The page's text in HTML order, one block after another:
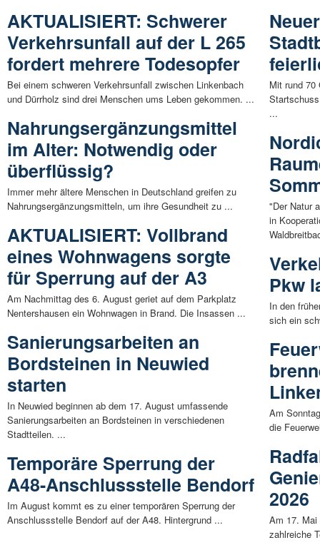
AKTUALISIERT: Schwerer
Verkehrsunfall auf der L 265
fordert mehrere Todesopfer
Bei einem schweren Verkehrsunfall zwischen Linkenbach
und Dürrholz sind drei Menschen ums Leben gekommen. ...
Nahrungsergänzungsmittel
im Alter: Notwendig oder
überflüssig?
Immer mehr ältere Menschen in Deutschland greifen zu
Nahrungsergänzungsmitteln, um ihre Gesundheit zu ...
AKTUALISIERT: Vollbrand
eines Wohnwagens sorgte
für Sperrung auf der A3
Am Nachmittag des 6. August geriet auf dem Parkplatz
Nentershausen ein Wohnwagen in Brand. Die Insassen ...
Sanierungsarbeiten an
Bordsteinen in Neuwied
starten
In Neuwied beginnen ab dem 17. August umfassende
Sanierungsarbeiten an Bordsteinen in verschiedenen
Stadtteilen. ...
Temporäre Sperrung der
A48-Anschlussstelle Bendorf
Im August kommt es zu einer temporären Sperrung der
Anschlussstelle Bendorf auf der A48. Hintergrund ...
Mit rund 70
...
"Der Natur
in
Pkw
In den
sich ein
Am
die
2026
Am 17. Mai
zahlreiche